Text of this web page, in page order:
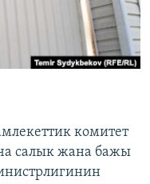
комитет
салык жана бажы